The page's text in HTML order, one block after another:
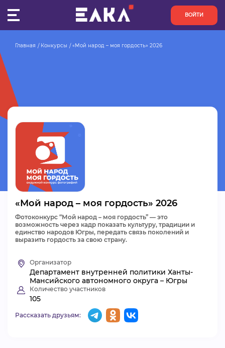
ВОЙТИ
ОРГАНИЗАЦИИ
АКТИВИСТЫ
ПРОЕКТЫ
АНАЛИТИКА
БАЗА ЗНАНИЙ
ВИДЕОКУРСЫ
ВОЙТИ
Главная Конкурсы «Мой народ – моя гордость» 2026
«Мой народ – моя гордость» 2026
Фотоконкурс “Мой народ – моя гордость” — это
возможность через кадр показать культуру, традиции и
единство народов Югры, передать связь поколений и
выразить гордость за свою страну.
Организатор
Департамент внутренней политики Ханты-
Мансийского автономного округа – Югры
Количество участников
105
Рассказать друзьям: